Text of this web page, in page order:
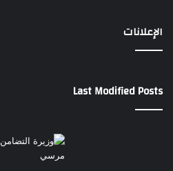
الإعلانات
Last Modified Posts